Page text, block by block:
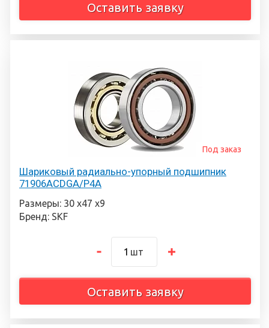
Оставить заявку
Шариковый радиально-упорный подшипник
71906ACDGA/P4A
Под заказ
Размеры: 30 х47 х9
Бренд: SKF
шт
Оставить заявку